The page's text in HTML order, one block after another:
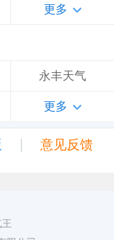
更多
永丰天气
更多
| 意见反馈